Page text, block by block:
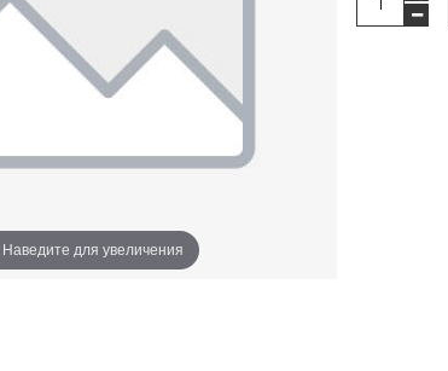
Наведите для увеличения